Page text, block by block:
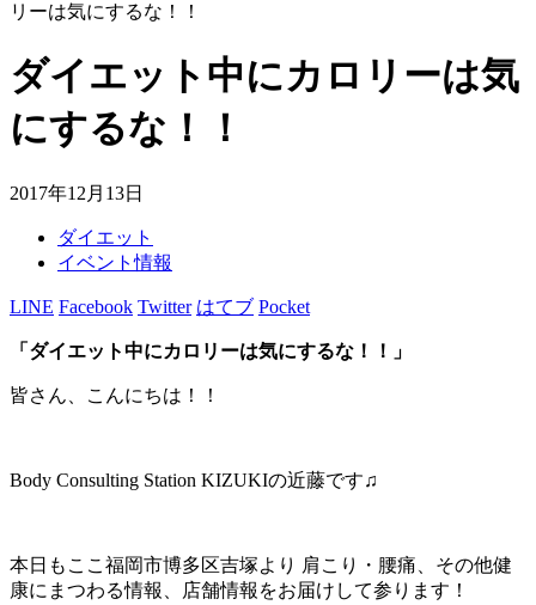
リーは気にするな！！
ダイエット中にカロリーは気
にするな！！
2017年12月13日
ダイエット
イベント情報
LINE Facebook Twitter はてブ Pocket
「ダイエット中にカロリーは気にするな！！」
皆さん、こんにちは！！
Body Consulting Station KIZUKIの近藤です♫
本日もここ福岡市博多区吉塚より 肩こり・腰痛、その他健
康にまつわる情報、店舗情報をお届けして参ります！